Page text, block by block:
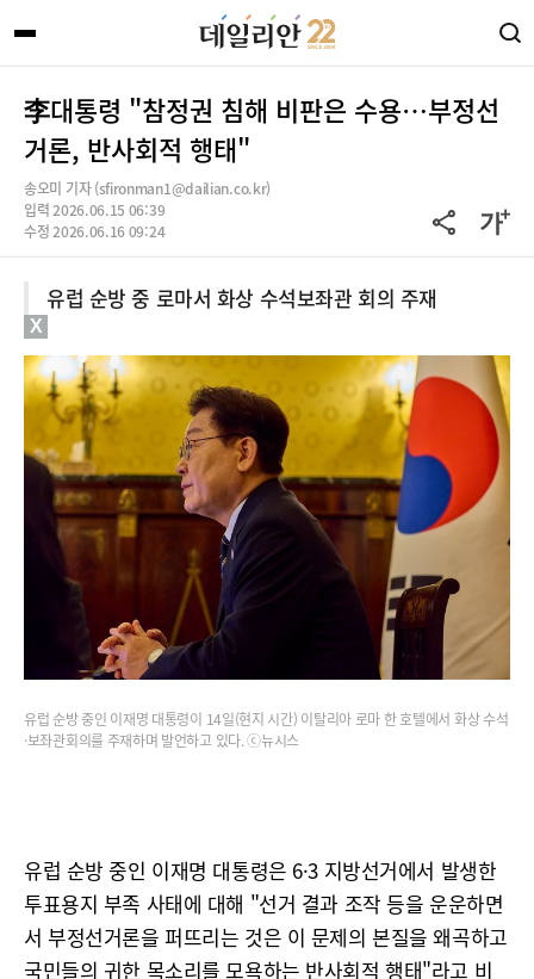
李대통령 "참정권 침해 비판은 수용…부정선
거론, 반사회적 행태"
송오미 기자 (sfironman1@dailian.co.kr)
입력 2026.06.15 06:39
수정 2026.06.16 09:24
유럽 순방 중 로마서 화상 수석보좌관 회의 주재
유럽 순방 중인 이재명 대통령이 14일(현지 시간) 이탈리아 로마 한 호텔에서 화상 수석
·보좌관회의를 주재하며 발언하고 있다. ⓒ뉴시스
유럽 순방 중인 이재명 대통령은 6·3 지방선거에서 발생한
투표용지 부족 사태에 대해 "선거 결과 조작 등을 운운하면
서 부정선거론을 퍼뜨리는 것은 이 문제의 본질을 왜곡하고
국민들의 귀한 목소리를 모욕하는 반사회적 행태"라고 비
X